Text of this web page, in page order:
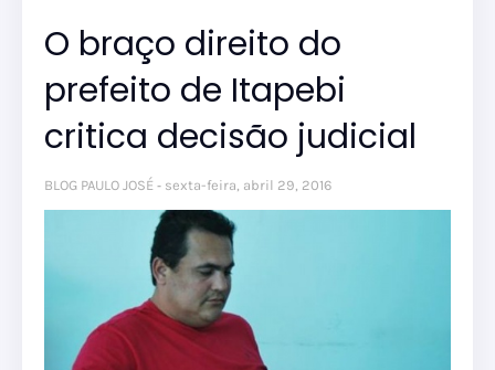
O braço direito do
prefeito de Itapebi
critica decisão judicial
BLOG PAULO JOSÉ sexta-feira, abril 29, 2016